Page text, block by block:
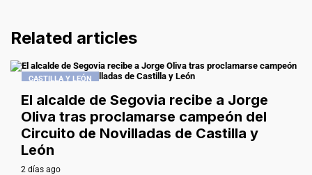
Related articles
CASTILLA Y LEÓN
El alcalde de Segovia recibe a Jorge
Oliva tras proclamarse campeón del
Circuito de Novilladas de Castilla y
León
2 días ago